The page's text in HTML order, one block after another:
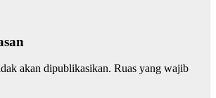
akan dipublikasikan. Ruas yang wajib